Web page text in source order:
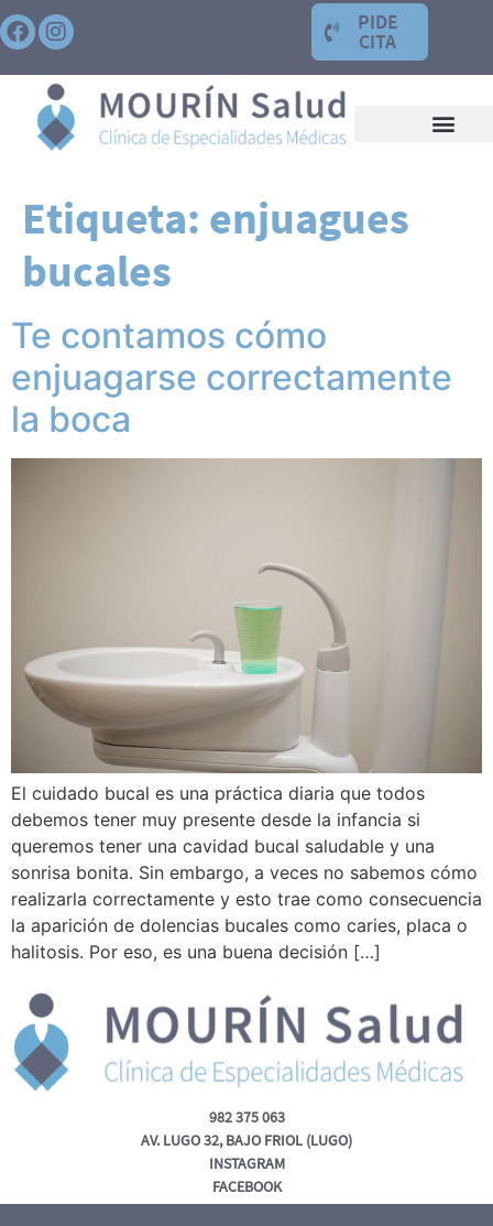
PIDE
CITA
Etiqueta: enjuagues
bucales
Te contamos cómo
enjuagarse correctamente
la boca
El cuidado bucal es una práctica diaria que todos
debemos tener muy presente desde la infancia si
queremos tener una cavidad bucal saludable y una
sonrisa bonita. Sin embargo, a veces no sabemos cómo
realizarla correctamente y esto trae como consecuencia
la aparición de dolencias bucales como caries, placa o
halitosis. Por eso, es una buena decisión […]
982 375 063
AV. LUGO 32, BAJO FRIOL (LUGO)
INSTAGRAM
FACEBOOK